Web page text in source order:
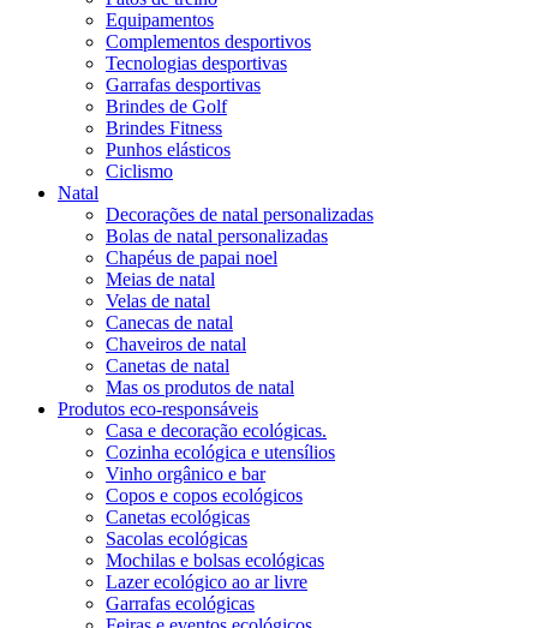
Equipamentos
Complementos desportivos
Tecnologias desportivas
Garrafas desportivas
Brindes de Golf
Brindes Fitness
Punhos elásticos
Ciclismo
Natal
Decorações de natal personalizadas
Bolas de natal personalizadas
Chapéus de papai noel
Meias de natal
Velas de natal
Canecas de natal
Chaveiros de natal
Canetas de natal
Mas os produtos de natal
Produtos eco-responsáveis
Casa e decoração ecológicas.
Cozinha ecológica e utensílios
Vinho orgânico e bar
Copos e copos ecológicos
Canetas ecológicas
Sacolas ecológicas
Mochilas e bolsas ecológicas
Lazer ecológico ao ar livre
Garrafas ecológicas